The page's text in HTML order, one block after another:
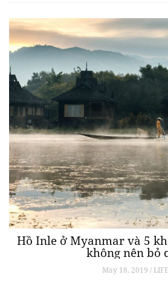
Hồ Inle ở Myanmar và 5
không nên bỏ
May 18, 2019 / LIFE